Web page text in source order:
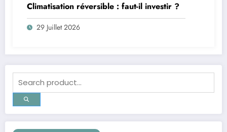
Climatisation réversible : faut-il investir ?
29 Juillet 2026